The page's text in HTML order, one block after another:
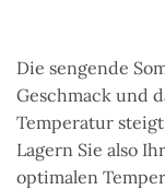
Die sengende
Geschmack und
Temperatur
Lagern Sie also
optimalen